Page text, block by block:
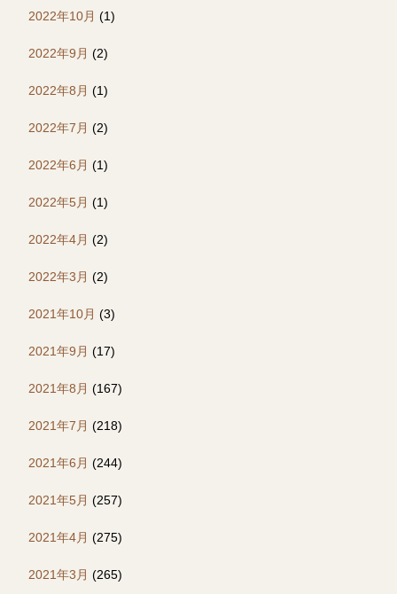
2022年10月 (1)
2022年9月 (2)
2022年8月 (1)
2022年7月 (2)
2022年6月 (1)
2022年5月 (1)
2022年4月 (2)
2022年3月 (2)
2021年10月 (3)
2021年9月 (17)
2021年8月 (167)
2021年7月 (218)
2021年6月 (244)
2021年5月 (257)
2021年4月 (275)
2021年3月 (265)